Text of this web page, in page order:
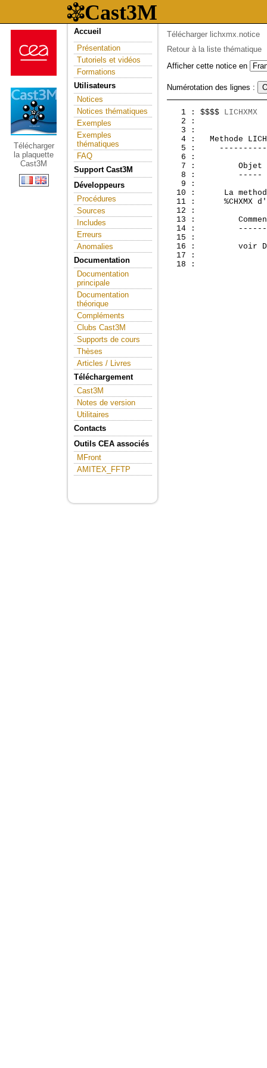
Télécharger
la plaquette
Cast3M
Accueil
Présentation
Tutoriels et vidéos
Formations
Utilisateurs
Notices
Notices thématiques
Exemples
Exemples
thématiques
FAQ
Support Cast3M
Développeurs
Procédures
Sources
Includes
Erreurs
Anomalies
Documentation
Documentation
principale
Documentation
théorique
Compléments
Clubs Cast3M
Supports de cours
Thèses
Articles / Livres
Téléchargement
Cast3M
Notes de version
Utilitaires
Contacts
Outils CEA associés
MFront
AMITEX_FFTP
Télécharger lichxmx.notice
Retour à la liste thématique
Afficher cette notice en
Numérotation des lignes :
   1 : $$$$
LICHXMX
2 :
   4 :
Methode
5 :
   6 :
   7 :         Objet
   8 :         -----
   9 :
10 :      La
11 :      %CHXMX
  12 :
13 :
14 :
  15 :
16 :         voir
  17 :